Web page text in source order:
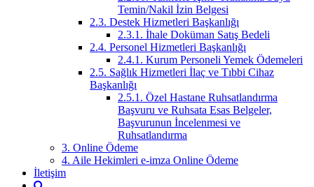
Temin/Nakil İzin Belgesi
2.3. Destek Hizmetleri Başkanlığı
2.3.1. İhale Doküman Satış Bedeli
2.4. Personel Hizmetleri Başkanlığı
2.4.1. Kurum Personeli Yemek Ödemeleri
2.5. Sağlık Hizmetleri İlaç ve Tıbbi Cihaz
Başkanlığı
2.5.1. Özel Hastane Ruhsatlandırma
Başvuru ve Ruhsata Esas Belgeler,
Başvurunun İncelenmesi ve
Ruhsatlandırma
3. Online Ödeme
4. Aile Hekimleri e-imza Online Ödeme
İletişim